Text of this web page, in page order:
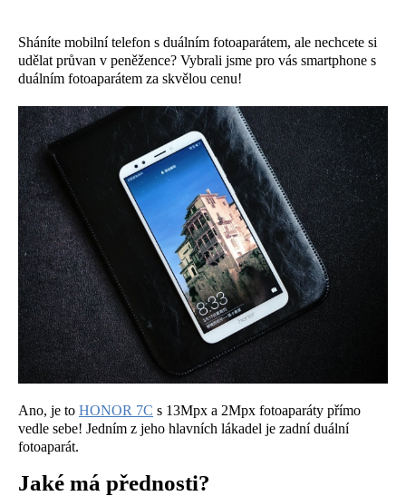
Sháníte mobilní telefon s duálním fotoaparátem, ale nechcete si
udělat průvan v peněžence? Vybrali jsme pro vás smartphone s
duálním fotoaparátem za skvělou cenu!
Ano, je to HONOR 7C s 13Mpx a 2Mpx fotoaparáty přímo
vedle sebe! Jedním z jeho hlavních lákadel je zadní duální
fotoaparát.
Jaké má přednosti?